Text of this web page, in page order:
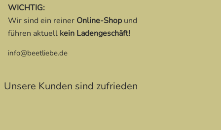
WICHTIG:
Wir sind ein reiner Online-Shopund
führen aktuell kein Ladengeschäft!
info@beetliebe.de
Unsere Kunden sind zufrieden